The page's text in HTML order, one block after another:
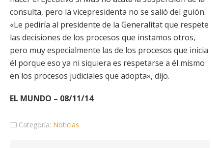
consulta, pero la vicepresidenta no se salió del guión.
«Le pediría al presidente de la Generalitat que respete
las decisiones de los procesos que instamos otros,
pero muy especialmente las de los procesos que inicia
él porque eso ya ni siquiera es respetarse a él mismo
en los procesos judiciales que adopta», dijo.
EL MUNDO – 08/11/14
Categoría: Noticias